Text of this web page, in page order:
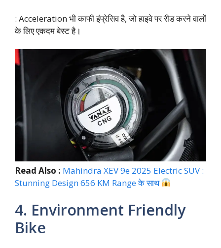
: Acceleration भी काफी इंप्रेसिव है, जो हाइवे पर रीड करने वालों
के लिए एकदम बेस्ट है।
Read Also : Mahindra XEV 9e 2025 Electric SUV :
Stunning Design 656 KM Range के साथ
4. Environment Friendly
Bike